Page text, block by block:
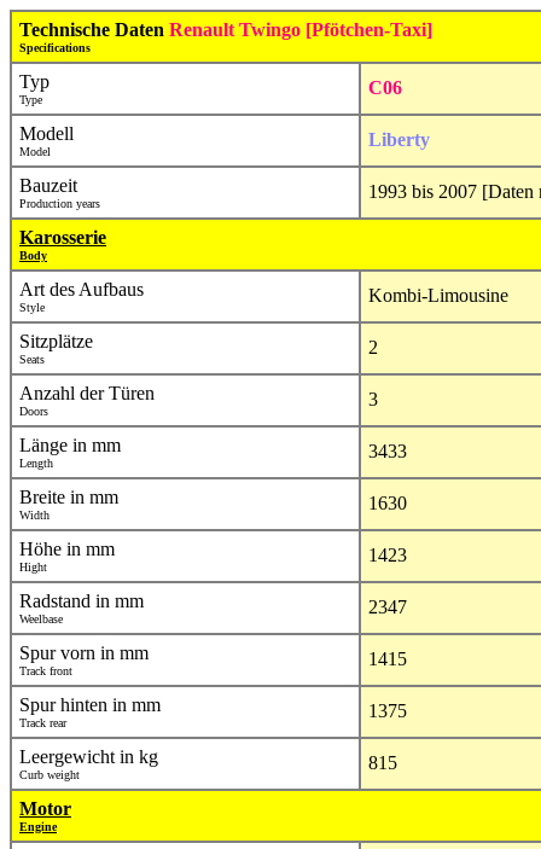
Technische Daten Renault Twingo [Pfötchen-Taxi]
Specifications
Typ
Type
C06
Modell
Model
Liberty
Bauzeit
Production years
1993 bis 2007
Karosserie
Body
Art des Aufbaus
Style
Kombi-Limousine
Sitzplätze
Seats
2
Anzahl der Türen
Doors
3
Länge in mm
Length
3433
Breite in mm
Width
1630
Höhe in mm
Hight
1423
Radstand in mm
Weelbase
2347
Spur vorn in mm
Track front
1415
Spur hinten in mm
Track rear
1375
Leergewicht in kg
Curb weight
815
Motor
Engine